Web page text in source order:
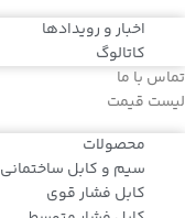
اخبار و رویدادها
کاتالوگ
تماس با ما
لیست قیمت
محصولات
سیم و کابل ساختمانی
کابل فشار قوی